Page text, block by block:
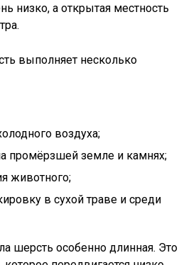
низко, а открытая местность
выполняет несколько
воздуха;
промёрзшей земле и камнях;
животного;
в сухой траве и среди
шерсть особенно длинная. Это